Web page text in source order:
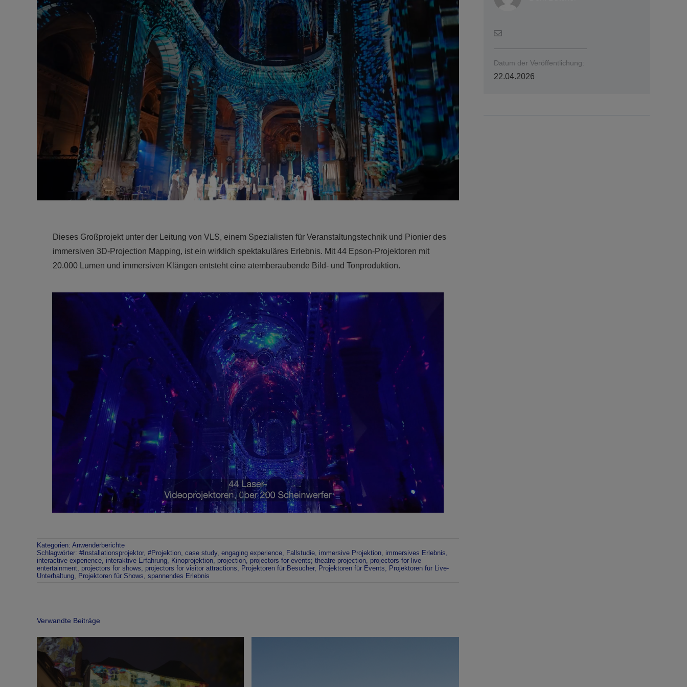
Dieses Großprojekt unter der Leitung von VLS, einem Spezialisten für Veranstaltungstechnik und Pionier des
immersiven 3D-Projection Mapping, ist ein wirklich spektakuläres Erlebnis. Mit 44 Epson-Projektoren mit
20.000 Lumen und immersiven Klängen entsteht eine atemberaubende Bild- und Tonproduktion.
Kategorien: Anwenderberichte
Schlagwörter: #Installationsprojektor, #Projektion, case study, engaging experience, Fallstudie, immersive Projektion, immersives Erlebnis
interactive experience, interaktive Erfahrung, Kinoprojektion, projection, projectors for events; theatre projection, projectors for live
entertainment, projectors for shows projectors for visitor attractions Projektoren für Besucher, Projektoren für Events
Projektoren für Live-
Unterhaltung, Projektoren für Shows spannendes Erlebnis
Verwandte Beiträge
Datum der Veröffentlichung:
22.04.2026